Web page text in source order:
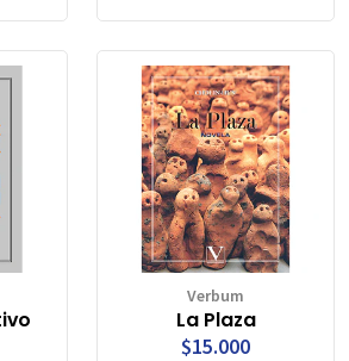
Verbum
La Plaza
$15.000